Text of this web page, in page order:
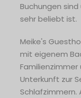
Buchungen
sehr beliebt ist.
Meike's
mit eigenem
Unterkunft zur
Schlafzimmern.